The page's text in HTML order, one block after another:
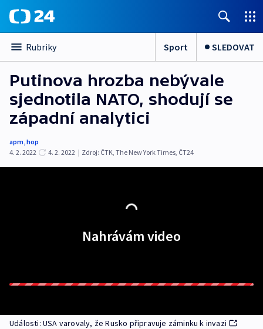
Rubriky Sport SLEDOVAT
Putinova hrozba nebývale
sjednotila NATO, shodují se
západní analytici
apm,hop
4. 2. 2022
4. 2. 2022 | Zdroj: ČTK, The New York Times, ČT24
Nahrávám video
Události: USA varovaly, že Rusko připravuje záminku k invazi